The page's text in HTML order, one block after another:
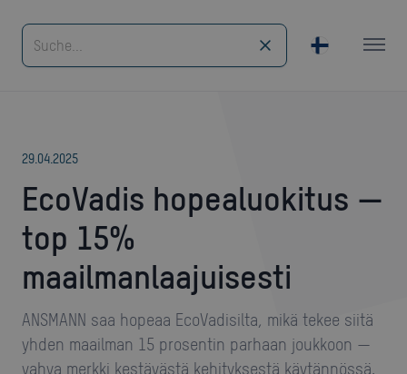
29 042025
EcoVadis hopealuokitus —
top 15%
maailmanlaajuisesti
ANSMANN saa hopeaa EcoVadisilta, mikä tekee siitä
yhden maailman 15 prosentin parhaan joukkoon —
vahva merkki kestävästä kehityksestä käytännössä.